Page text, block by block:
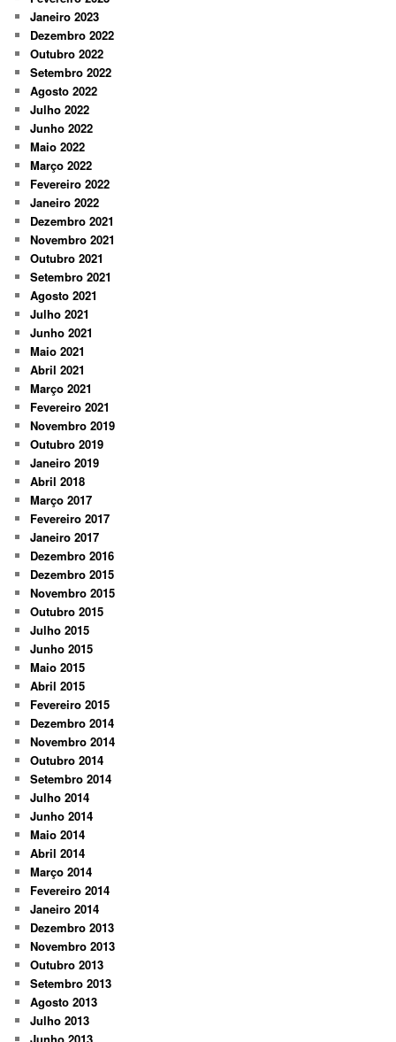
Janeiro 2023
Dezembro 2022
Outubro 2022
Setembro 2022
Agosto 2022
Julho 2022
Junho 2022
Maio 2022
Março 2022
Fevereiro 2022
Janeiro 2022
Dezembro 2021
Novembro 2021
Outubro 2021
Setembro 2021
Agosto 2021
Julho 2021
Junho 2021
Maio 2021
Abril 2021
Março 2021
Fevereiro 2021
Novembro 2019
Outubro 2019
Janeiro 2019
Abril 2018
Março 2017
Fevereiro 2017
Janeiro 2017
Dezembro 2016
Dezembro 2015
Novembro 2015
Outubro 2015
Julho 2015
Junho 2015
Maio 2015
Abril 2015
Fevereiro 2015
Dezembro 2014
Novembro 2014
Outubro 2014
Setembro 2014
Julho 2014
Junho 2014
Maio 2014
Abril 2014
Março 2014
Fevereiro 2014
Janeiro 2014
Dezembro 2013
Novembro 2013
Outubro 2013
Setembro 2013
Agosto 2013
Julho 2013